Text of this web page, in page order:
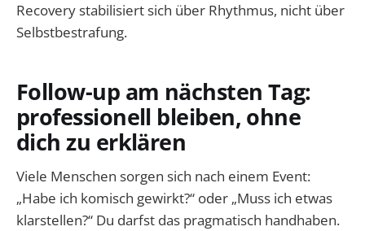
Recovery stabilisiert sich über Rhythmus, nicht über
Selbstbestrafung.
Follow-up am nächsten Tag:
professionell bleiben, ohne
dich zu erklären
Viele Menschen sorgen sich nach einem Event:
„Habe ich komisch gewirkt?“ oder „Muss ich etwas
klarstellen?“ Du darfst das pragmatisch handhaben.